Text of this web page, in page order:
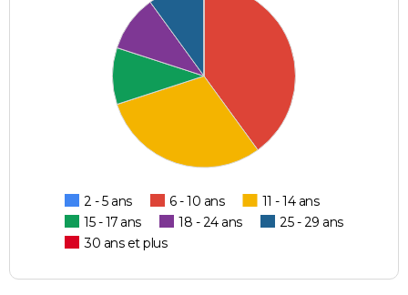
2 - 5 ans 6 - 10 ans
11 - 14 ans
15 - 17 ans
18 - 24 ans
25 - 29 ans
30 ans et plus